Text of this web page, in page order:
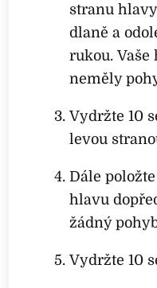
stranu
dlaně a
rukou. Vaše
neměly
Vydržte 10
levou
Dále
hlavu
žádný
Vydržte 10